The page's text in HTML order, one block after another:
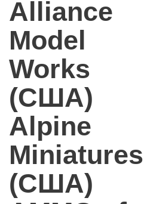
Alliance
Model
Works
(США)
Alpine
Miniatures
(США)